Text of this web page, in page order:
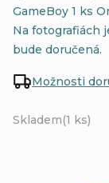
Skladem(1 ks)
Možnosti
GameBoy 1 ks
Na fotografiách
bude doručená.